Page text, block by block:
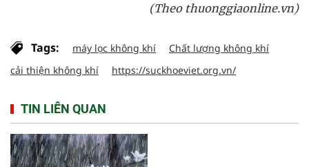
(Theo thuonggiaonline.vn)
Tags: máy lọc không khí
Chất lượng không khí
cải thiện không khí
https://suckhoeviet.org.vn/
TIN LIÊN QUAN